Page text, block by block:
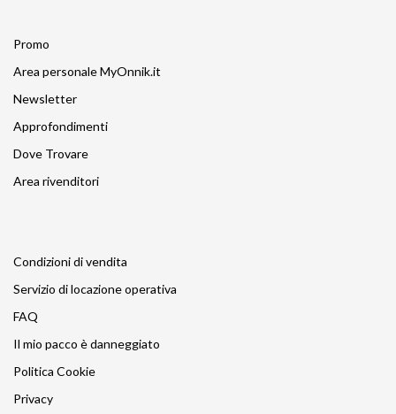
Promo
Area personale MyOnnik.it
Newsletter
Approfondimenti
Dove Trovare
Area rivenditori
Condizioni di vendita
Servizio di locazione operativa
FAQ
Il mio pacco è danneggiato
Politica Cookie
Privacy